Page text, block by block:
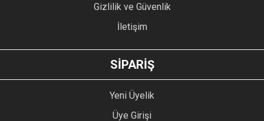
Gizlilik ve Güvenlik
İletişim
SİPARİŞ
Yeni Üyelik
Üye Girişi